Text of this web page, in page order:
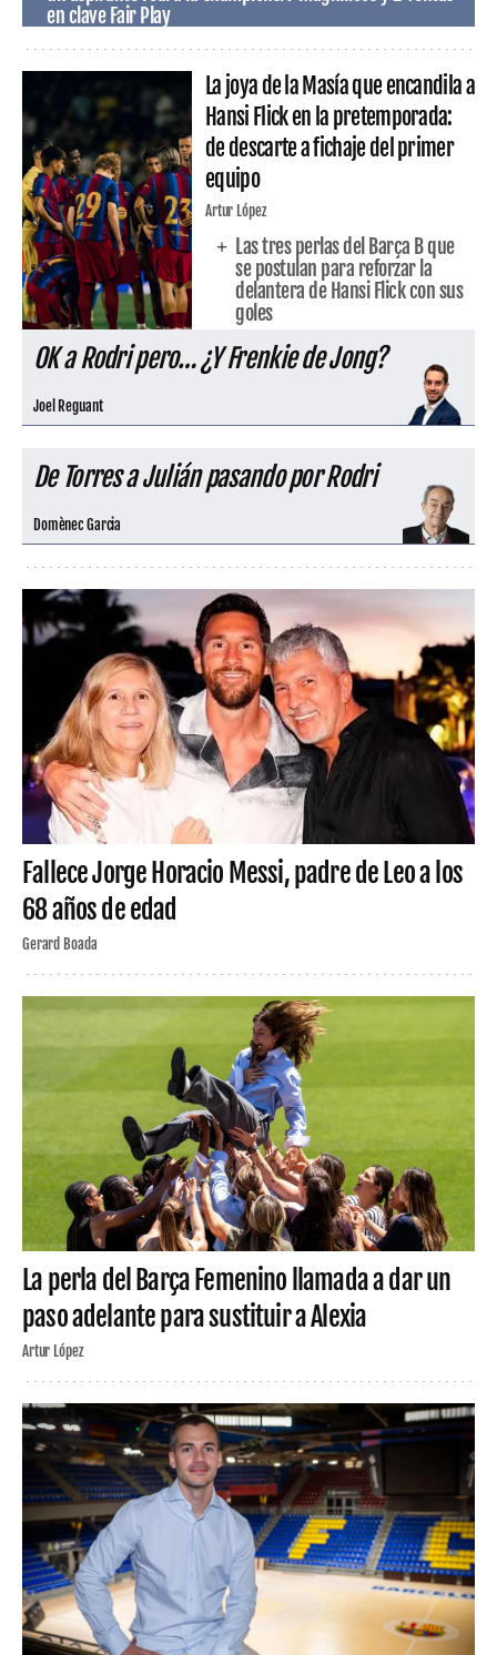
en clave Fair Play
La joya de la Masía que encandila a
Hansi Flick en la pretemporada:
de descarte a fichaje del primer
equipo
Artur López
Las tres perlas del Barça B que
se postulan para reforzar la
delantera de Hansi Flick con sus
goles
OK a Rodri pero… ¿Y Frenkie de Jong?
Joel Reguant
De Torres a Julián pasando por Rodri
Domènec Garcia
Fallece Jorge Horacio Messi, padre de Leo a los
68 años de edad
Gerard Boada
La perla del Barça Femenino llamada a dar un
paso adelante para sustituir a Alexia
Artur López